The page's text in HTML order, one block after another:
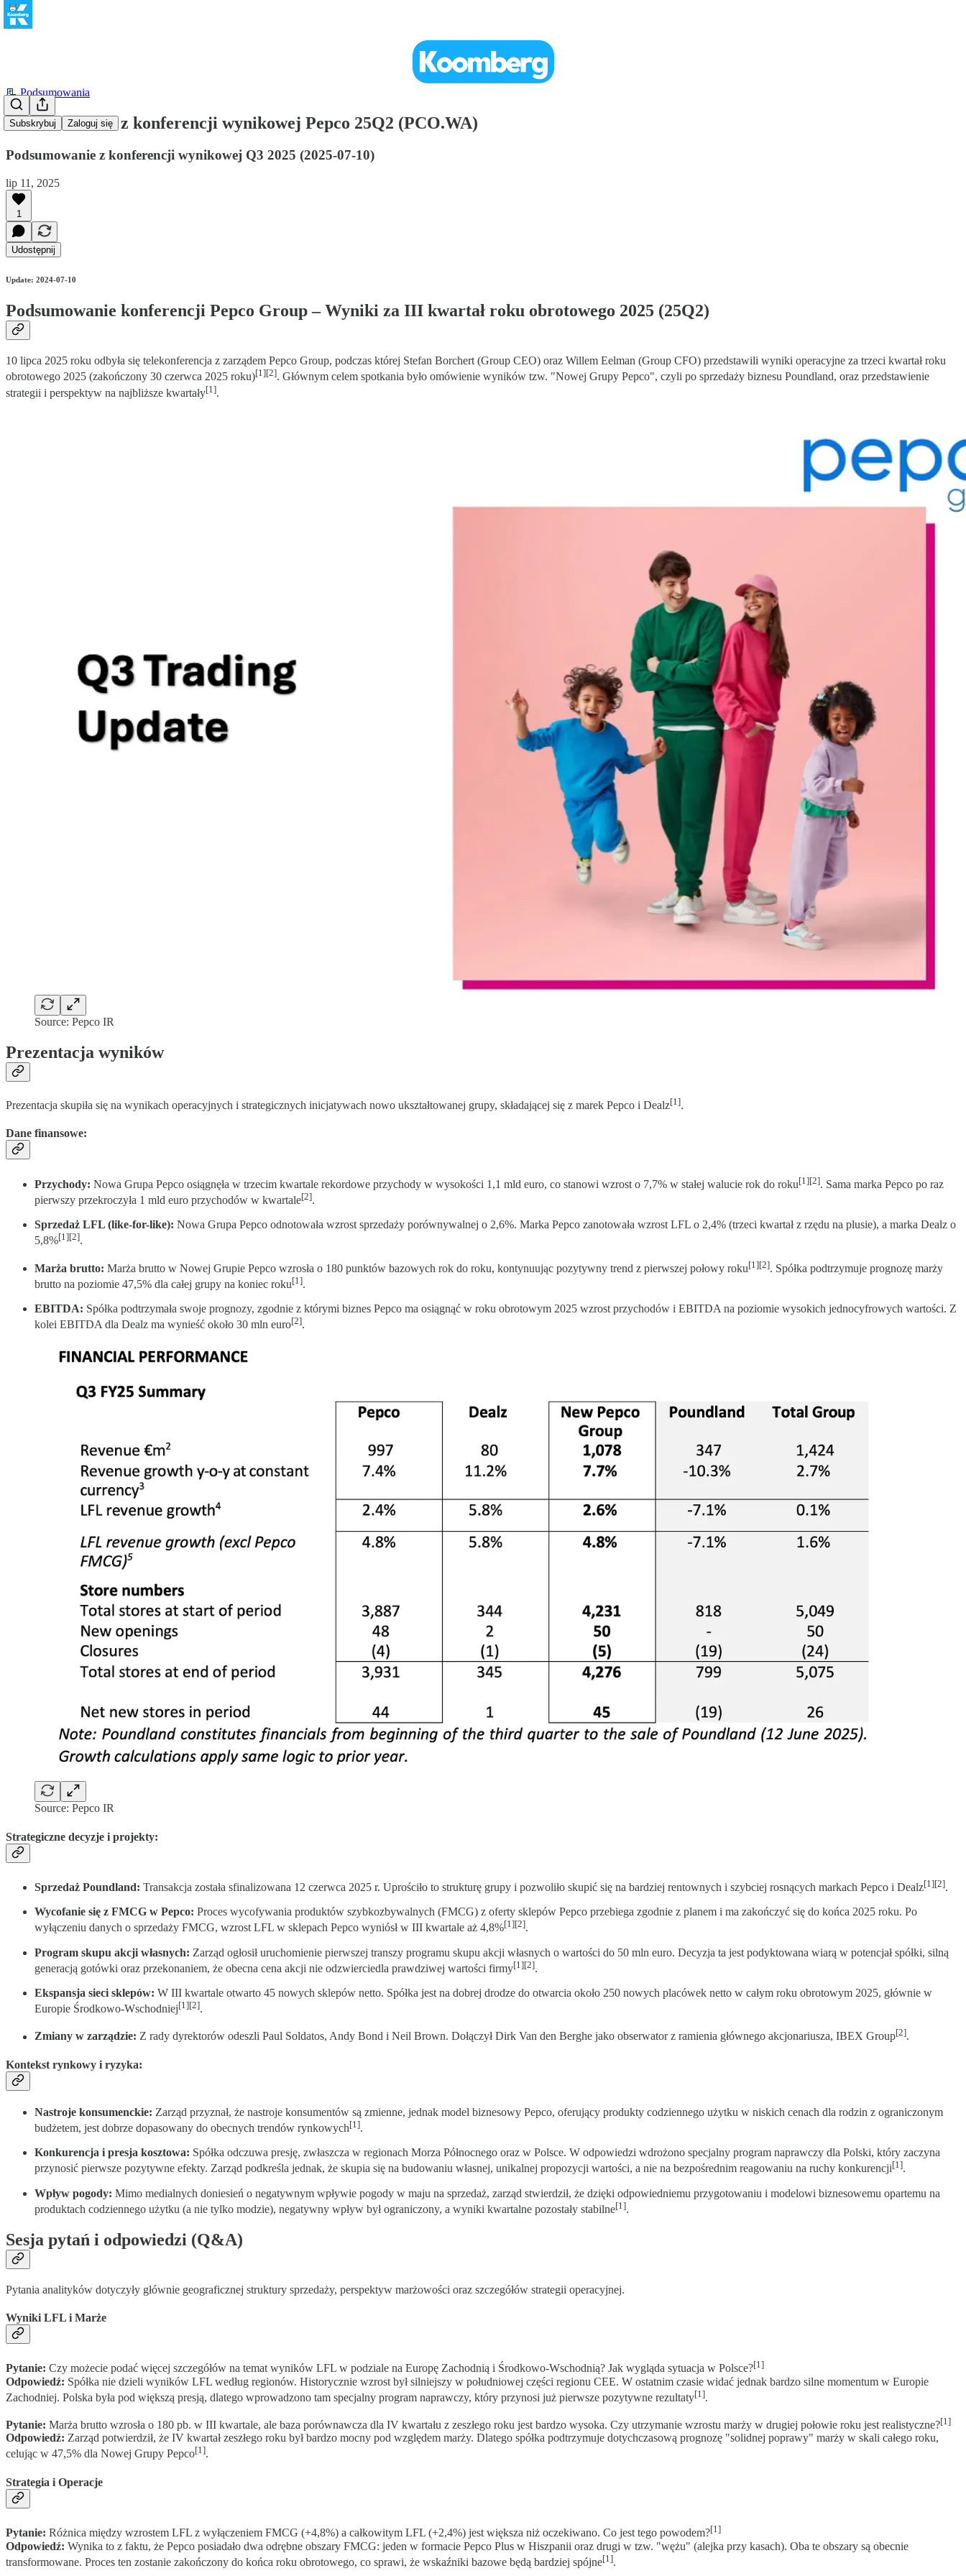
Subskrybuj Zaloguj się
📃 Podsumowania
Podsumowanie z konferencji wynikowej Pepco 25Q2 (PCO.WA)
Podsumowanie z konferencji wynikowej Q3 2025 (2025-07-10)
lip 11, 2025
1
Udostępnij
Update: 2024-07-10
Podsumowanie konferencji Pepco Group – Wyniki za III kwartał roku obrotowego 2025 (25Q2)
10 lipca 2025 roku odbyła się telekonferencja z zarządem Pepco Group, podczas której Stefan Borchert (Group CEO) oraz Willem Eelman (Group CFO) przedstawili wyniki operacyjne za trzeci kwartał roku
obrotowego 2025 (zakończony 30 czerwca 2025 roku)[1][2]. Głównym celem spotkania było omówienie wyników tzw. "Nowej Grupy Pepco", czyli po sprzedaży biznesu Poundland, oraz przedstawienie
strategii i perspektyw na najbliższe kwartały[1].
Source: Pepco IR
Prezentacja wyników
Prezentacja skupiła się na wynikach operacyjnych i strategicznych inicjatywach nowo ukształtowanej grupy, składającej się z marek Pepco i Dealz[1].
Dane finansowe:
Przychody: Nowa Grupa Pepco osiągnęła w trzecim kwartale rekordowe przychody w wysokości 1,1 mld euro, co stanowi wzrost o 7,7% w stałej walucie rok do roku[1][2]. Sama marka Pepco po raz
pierwszy przekroczyła 1 mld euro przychodów w kwartale[2].
Sprzedaż LFL (like-for-like): Nowa Grupa Pepco odnotowała wzrost sprzedaży porównywalnej o 2,6%. Marka Pepco zanotowała wzrost LFL o 2,4% (trzeci kwartał z rzędu na plusie), a marka Dealz o
5,8%[1][2].
Marża brutto: Marża brutto w Nowej Grupie Pepco wzrosła o 180 punktów bazowych rok do roku, kontynuując pozytywny trend z pierwszej połowy roku[1][2]. Spółka podtrzymuje prognozę marży
brutto na poziomie 47,5% dla całej grupy na koniec roku[1].
EBITDA: Spółka podtrzymała swoje prognozy, zgodnie z którymi biznes Pepco ma osiągnąć w roku obrotowym 2025 wzrost przychodów i EBITDA na poziomie wysokich jednocyfrowych wartości. Z
kolei EBITDA dla Dealz ma wynieść około 30 mln euro[2].
Source: Pepco IR
Strategiczne decyzje i projekty:
Sprzedaż Poundland: Transakcja została sfinalizowana 12 czerwca 2025 r. Uprościło to strukturę grupy i pozwoliło skupić się na bardziej rentownych i szybciej rosnących markach Pepco i Dealz[1][2].
Wycofanie się z FMCG w Pepco: Proces wycofywania produktów szybkozbywalnych (FMCG) z oferty sklepów Pepco przebiega zgodnie z planem i ma zakończyć się do końca 2025 roku. Po
wyłączeniu danych o sprzedaży FMCG, wzrost LFL w sklepach Pepco wyniósł w III kwartale aż 4,8%[1][2].
Program skupu akcji własnych: Zarząd ogłosił uruchomienie pierwszej transzy programu skupu akcji własnych o wartości do 50 mln euro. Decyzja ta jest podyktowana wiarą w potencjał spółki, silną
generacją gotówki oraz przekonaniem, że obecna cena akcji nie odzwierciedla prawdziwej wartości firmy[1][2].
Ekspansja sieci sklepów: W III kwartale otwarto 45 nowych sklepów netto. Spółka jest na dobrej drodze do otwarcia około 250 nowych placówek netto w całym roku obrotowym 2025, głównie w
Europie Środkowo-Wschodniej[1][2].
Zmiany w zarządzie: Z rady dyrektorów odeszli Paul Soldatos, Andy Bond i Neil Brown. Dołączył Dirk Van den Berghe jako obserwator z ramienia głównego akcjonariusza, IBEX Group[2].
Kontekst rynkowy i ryzyka:
Nastroje konsumenckie: Zarząd przyznał, że nastroje konsumentów są zmienne, jednak model biznesowy Pepco, oferujący produkty codziennego użytku w niskich cenach dla rodzin z ograniczonym
budżetem, jest dobrze dopasowany do obecnych trendów rynkowych[1].
Konkurencja i presja kosztowa: Spółka odczuwa presję, zwłaszcza w regionach Morza Północnego oraz w Polsce. W odpowiedzi wdrożono specjalny program naprawczy dla Polski, który zaczyna
przynosić pierwsze pozytywne efekty. Zarząd podkreśla jednak, że skupia się na budowaniu własnej, unikalnej propozycji wartości, a nie na bezpośrednim reagowaniu na ruchy konkurencji[1].
Wpływ pogody: Mimo medialnych doniesień o negatywnym wpływie pogody w maju na sprzedaż, zarząd stwierdził, że dzięki odpowiedniemu przygotowaniu i modelowi biznesowemu opartemu na
produktach codziennego użytku (a nie tylko modzie), negatywny wpływ był ograniczony, a wyniki kwartalne pozostały stabilne[1].
Sesja pytań i odpowiedzi (Q&A)
Pytania analityków dotyczyły głównie geograficznej struktury sprzedaży, perspektyw marżowości oraz szczegółów strategii operacyjnej.
Wyniki LFL i Marże
Pytanie: Czy możecie podać więcej szczegółów na temat wyników LFL w podziale na Europę Zachodnią i Środkowo-Wschodnią? Jak wygląda sytuacja w Polsce?[1]
Odpowiedź: Spółka nie dzieli wyników LFL według regionów. Historycznie wzrost był silniejszy w południowej części regionu CEE. W ostatnim czasie widać jednak bardzo silne momentum w Europie
Zachodniej. Polska była pod większą presją, dlatego wprowadzono tam specjalny program naprawczy, który przynosi już pierwsze pozytywne rezultaty[1].
Pytanie: Marża brutto wzrosła o 180 pb. w III kwartale, ale baza porównawcza dla IV kwartału z zeszłego roku jest bardzo wysoka. Czy utrzymanie wzrostu marży w drugiej połowie roku jest realistyczne?[1]
Odpowiedź: Zarząd potwierdził, że IV kwartał zeszłego roku był bardzo mocny pod względem marży. Dlatego spółka podtrzymuje dotychczasową prognozę "solidnej poprawy" marży w skali całego roku,
celując w 47,5% dla Nowej Grupy Pepco[1].
Strategia i Operacje
Pytanie: Różnica między wzrostem LFL z wyłączeniem FMCG (+4,8%) a całkowitym LFL (+2,4%) jest większa niż oczekiwano. Co jest tego powodem?[1]
Odpowiedź: Wynika to z faktu, że Pepco posiadało dwa odrębne obszary FMCG: jeden w formacie Pepco Plus w Hiszpanii oraz drugi w tzw. "wężu" (alejka przy kasach). Oba te obszary są obecnie
transformowane. Proces ten zostanie zakończony do końca roku obrotowego, co sprawi, że wskaźniki bazowe będą bardziej spójne[1].